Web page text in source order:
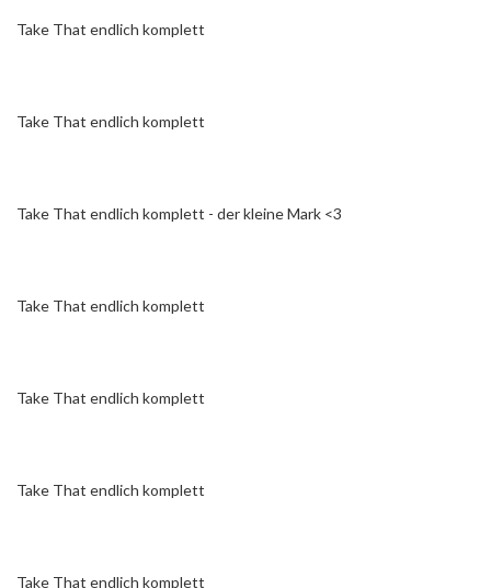
Take That endlich komplett
Take That endlich komplett
Take That endlich komplett - der kleine Mark <3
Take That endlich komplett
Take That endlich komplett
Take That endlich komplett
Take That endlich komplett